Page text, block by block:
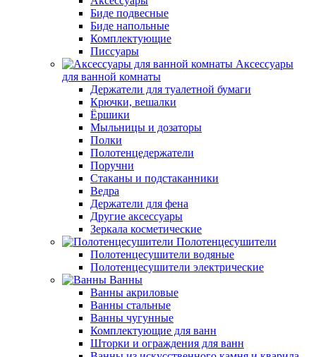
Биде подвесные
Биде напольные
Комплектующие
Писсуары
Аксессуары
для ванной комнаты
Держатели для туалетной бумаги
Крючки, вешалки
Ёршики
Мыльницы и дозаторы
Полки
Полотенцедержатели
Поручни
Стаканы и подстаканники
Ведра
Держатели для фена
Другие аксессуары
Зеркала косметические
Полотенцесушители
Полотенцесушители водяные
Полотенцесушители электрические
Ванны
Ванны акриловые
Ванны стальные
Ванны чугунные
Комплектующие для ванн
Шторки и ограждения для ванн